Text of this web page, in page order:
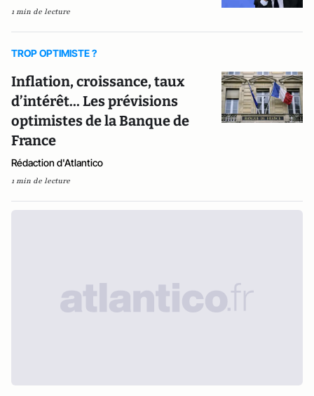
1 min de lecture
TROP OPTIMISTE ?
Inflation, croissance, taux
d’intérêt... Les prévisions
optimistes de la Banque de
France
Rédaction d'Atlantico
1 min de lecture